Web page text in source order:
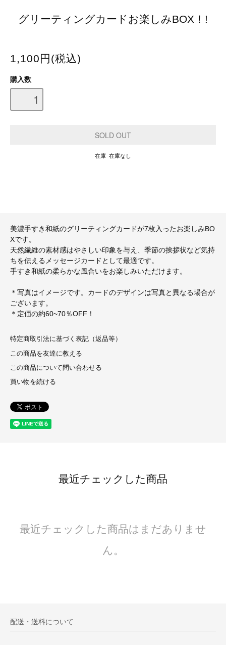
グリーティングカードお楽しみBOX！!
1,100円(税込)
購入数
在庫 在庫なし
美濃手すき和紙のグリーティングカードが7枚入ったお楽しみBO
Xです。
天然繊維の素材感はやさしい印象を与え、季節の挨拶状など気持
ちを伝えるメッセージカードとして最適です。
手すき和紙の柔らかな風合いをお楽しみいただけます。
＊写真はイメージです。カードのデザインは写真と異なる場合が
ございます。
＊定価の約60~70％OFF！
特定商取引法に基づく表記（返品等）
この商品を友達に教える
この商品について問い合わせる
買い物を続ける
最近チェックした商品
最近チェックした商品はまだありませ
ん。
配送・送料について